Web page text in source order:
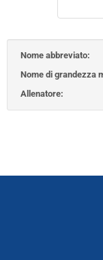
Nome abbreviato:
Nome di grandezza
Allenatore: